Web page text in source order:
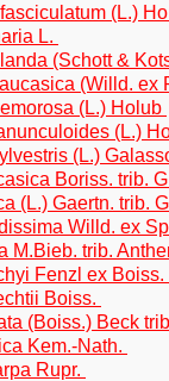
(L.)
L.
(Schott &
(Willd. ex
(L.) Holub
(L.)
(L.)
Boriss. trib.
(L.) Gaertn. trib.
Willd. ex
M.Bieb. trib.
Fenzl ex Boiss.
Boiss.
(Boiss.) Beck
Kem.-Nath.
Rupr.